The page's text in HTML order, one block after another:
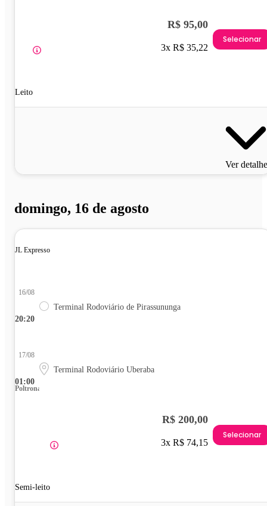
Leito
R$ 95,00
3x R$ 35,22
Selecionar
Ver
domingo, 16 de agosto
JL Expresso
20:20
16/08
Terminal Rodoviário de Pirassununga
01:00
17/08
Terminal Rodoviário Uberaba
Poltrona
Semi-leito
R$ 200,00
3x R$ 74,15
Selecionar